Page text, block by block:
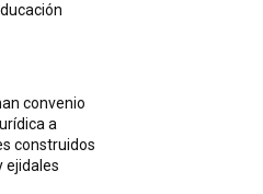
convenio
a
construidos
ejidales